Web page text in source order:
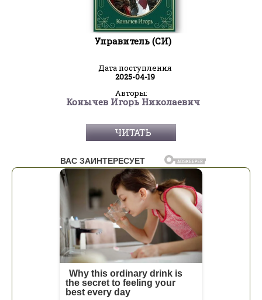
Управитель (СИ)
Дата поступления
2025-04-19
Авторы:
Конычев Игорь Николаевич
ЧИТАТЬ